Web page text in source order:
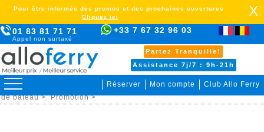
01 83 81 71 71
Appel non surtaxé
+33 7 67 32 96 03
Partez Tranquille!
Assistance 7j/7 : 9h-21h
Réserver Mon compte Club Allo Ferry
Pour être informés des promos et des prochaines ouvertures
Cliquez ici
X
> Corralejo-Canaries Playa Blanca canaries > Billet
de bateau > Promotion >